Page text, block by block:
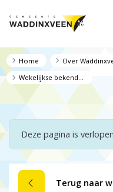
Home Over
Wekelijkse bekendmakingen
Deze pagina is
Terug naar